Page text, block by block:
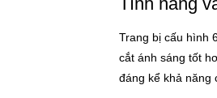
Trang bị cấu hình
cắt ánh sáng tốt
đáng kể khả năng